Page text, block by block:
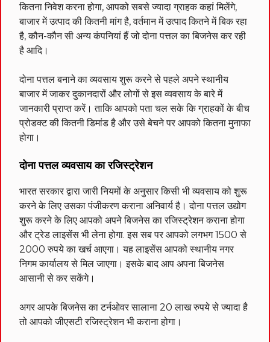
कितना निवेश करना होगा, आपको सबसे ज्यादा ग्राहक कहां मिलेंगे,
बाजार में उत्पाद की कितनी मांग है, वर्तमान में उत्पाद कितने में बिक रहा
है, कौन-कौन सी अन्य कंपनियां हैं जो दोना पत्तल का बिजनेस कर रही
है आदि।
दोना पत्तल बनाने का व्यवसाय शुरू करने से पहले अपने स्थानीय
बाजार में जाकर दुकानदारों और लोगों से इस व्यवसाय के बारे में
जानकारी प्राप्त करें। ताकि आपको पता चल सके कि ग्राहकों के बीच
प्रोडक्ट की कितनी डिमांड है और उसे बेचने पर आपको कितना मुनाफा
होगा।
दोना पत्तल व्यवसाय का रजिस्ट्रेशन
भारत सरकार द्वारा जारी नियमों के अनुसार किसी भी व्यवसाय को शुरू
करने के लिए उसका पंजीकरण कराना अनिवार्य है। दोना पत्तल उद्योग
शुरू करने के लिए आपको अपने बिजनेस का रजिस्ट्रेशन कराना होगा
और ट्रेड लाइसेंस भी लेना होगा. इस सब पर आपको लगभग 1500 से
2000 रुपये का खर्च आएगा। यह लाइसेंस आपको स्थानीय नगर
निगम कार्यालय से मिल जाएगा। इसके बाद आप अपना बिजनेस
आसानी से कर सकेंगे।
अगर आपके बिजनेस का टर्नओवर सालाना 20 लाख रुपये से ज्यादा है
तो आपको जीएसटी रजिस्ट्रेशन भी कराना होगा।